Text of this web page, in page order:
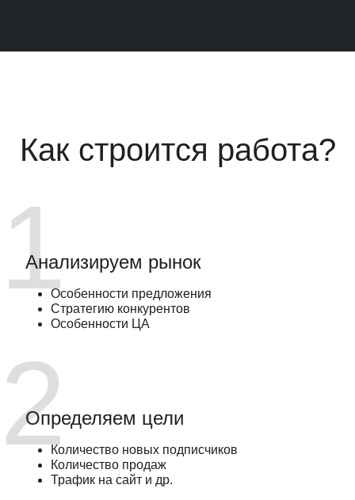
Как строится работа?
Анализируем рынок
Особенности предложения
Стратегию конкурентов
Особенности ЦА
Определяем цели
Количество новых подписчиков
Количество продаж
Трафик на сайт и др.